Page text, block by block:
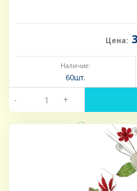
Цена:
Наличие:
60шт.
- +